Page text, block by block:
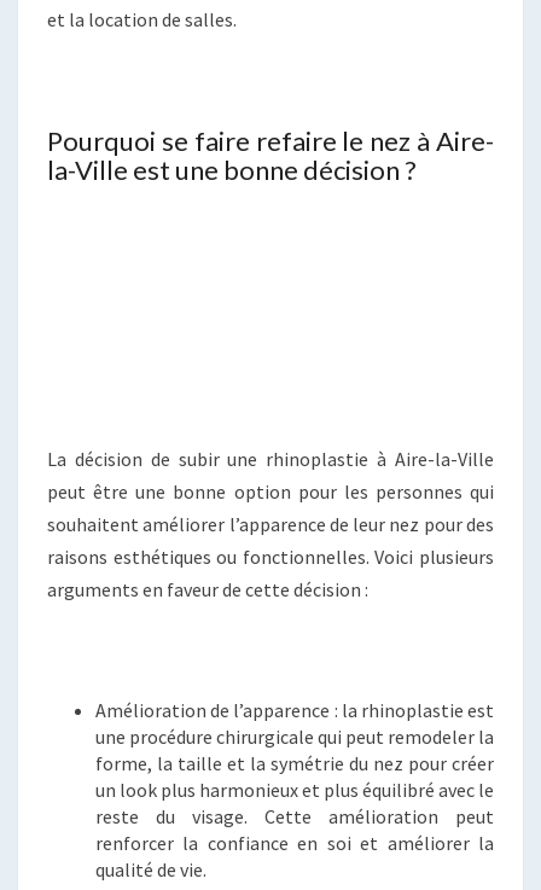
et la location de salles.
Pourquoi se faire refaire le nez à Aire-
la-Ville est une bonne décision ?
La décision de subir une rhinoplastie à Aire-la-Ville
peut être une bonne option pour les personnes qui
souhaitent améliorer l’apparence de leur nez pour des
raisons esthétiques ou fonctionnelles. Voici plusieurs
arguments en faveur de cette décision :
Amélioration de l’apparence : la rhinoplastie est
une procédure chirurgicale qui peut remodeler la
forme, la taille et la symétrie du nez pour créer
un look plus harmonieux et plus équilibré avec le
reste du visage. Cette amélioration peut
renforcer la confiance en soi et améliorer la
qualité de vie.